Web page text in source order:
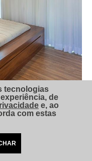
tecnologias
de
e, ao
com estas